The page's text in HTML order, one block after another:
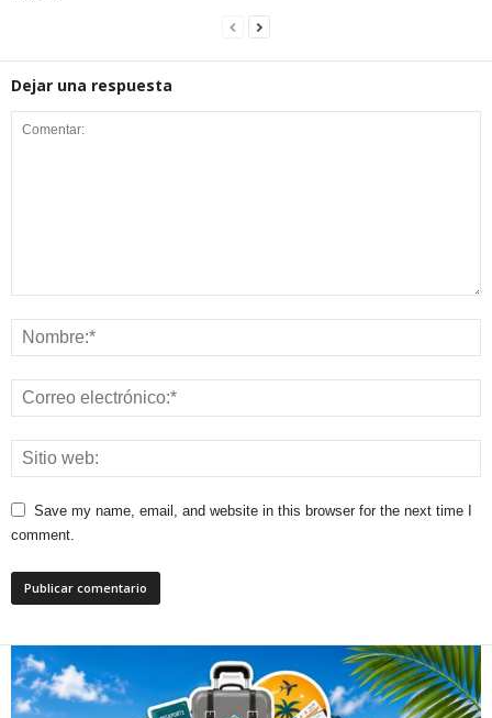
Dejar una respuesta
Save my name, email, and website in this browser for the next time I
comment.